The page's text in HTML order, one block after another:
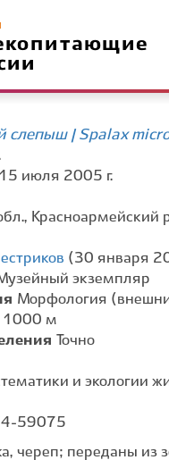
слепыш | Spalax
15 июля 2005 г.
Красноармейский
(30 января
экземпляр
Морфология
1000 м
Точно
и экологии
59075
череп; переданы из